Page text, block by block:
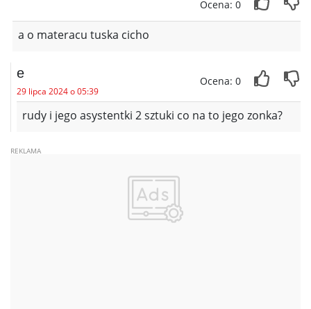
Ocena: 0
a o materacu tuska cicho
e
29 lipca 2024 o 05:39
Ocena: 0
rudy i jego asystentki 2 sztuki co na to jego zonka?